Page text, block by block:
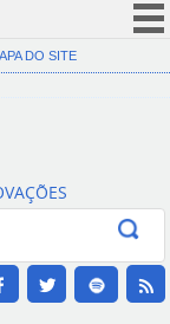
(COVID-19)
Canais
DO SITE